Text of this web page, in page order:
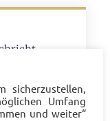
sicherzustellen,
Umfang
und weiter“